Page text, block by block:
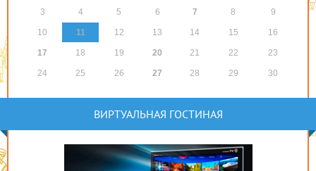
3 4 5 6 7 8 9
10 11 12 13 14 15 16
17 18 19 20 21 22 23
24 25 26 27 28 29 30
ВИРТУАЛЬНАЯ ГОСТИНАЯ